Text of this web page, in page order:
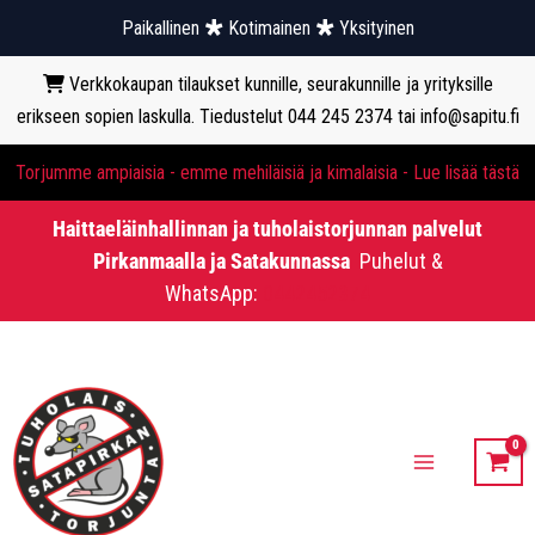
Paikallinen Kotimainen Yksityinen
Verkkokaupan tilaukset kunnille, seurakunnille ja yrityksille
erikseen sopien laskulla. Tiedustelut 044 245 2374 tai info@sapitu.fi
Torjumme ampiaisia - emme mehiläisiä ja kimalaisia - Lue lisää tästä
Haittaeläinhallinnan ja tuholaistorjunnan palvelut
Pirkanmaalla ja Satakunnassa Puhelut &
WhatsApp:
sisältöön